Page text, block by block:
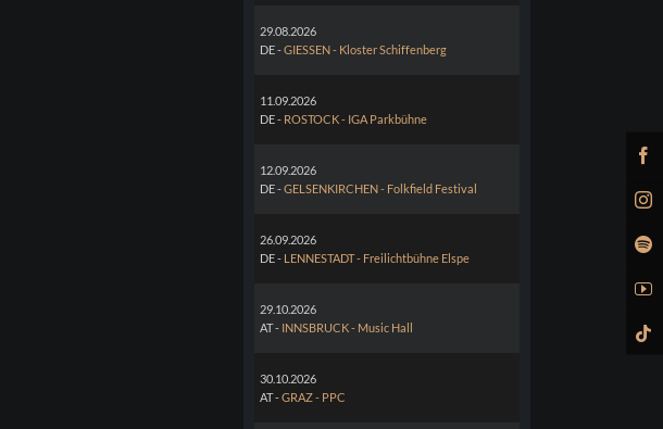
29.08.2026
DE -GIESSEN - Kloster Schiffenberg
11.09.2026
DE - ROSTOCK - IGA Parkbühne
12.09.2026
DE -GELSENKIRCHEN - Folkfield Festival
26.09.2026
DE - LENNESTADT - Freilichtbühne Elspe
29.10.2026
AT - INNSBRUCK - Music Hall
30.10.2026
AT -GRAZ - PPC